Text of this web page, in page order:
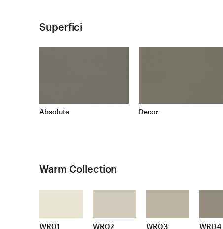
Superfici
Absolute Decor
Warm Collection
WR01 WR02 WR03 WR04